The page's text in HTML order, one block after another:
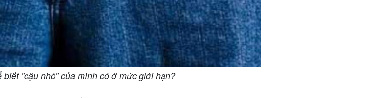
"cậu nhỏ" của mình có ở mức giới hạn?